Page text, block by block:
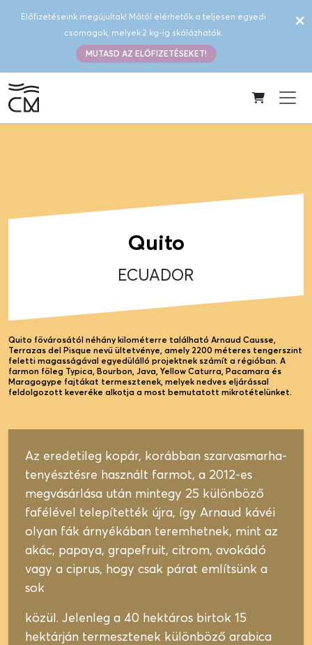
Előfizetéseink megújultak! Mától elérhetők a teljesen egyedi
csomagok, melyek 2 kg-ig skálázhatók.
MUTASD AZ ELŐFIZETÉSEKET!
×
Quito
ECUADOR
Quito fővárosától néhány kilométerre található Arnaud Causse,
Terrazas del Pisque nevű ültetvénye, amely 2200 méteres tengerszint
feletti magasságával egyedülálló projektnek számít a régióban. A
farmon főleg Typica, Bourbon, Java, Yellow Caturra, Pacamara és
Maragogype fajtákat termesztenek, melyek nedves eljárással
feldolgozott keveréke alkotja a most bemutatott mikrotételünket.
Az eredetileg kopár, korábban szarvasmarha-
tenyésztésre használt farmot, a 2012-es
megvásárlása után mintegy 25 különböző
fafélével telepítették újra, így Arnaud kávéi
olyan fák árnyékában teremhetnek, mint az
akác, papaya, grapefruit, citrom, avokádó
vagy a ciprus, hogy csak párat említsünk a
sok
közül. Jelenleg a 40 hektáros birtok 15
hektárján termesztenek különböző arabica